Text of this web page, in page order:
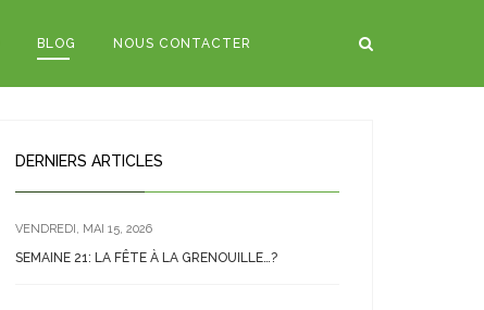
BLOG NOUS CONTACTER
DERNIERS ARTICLES
VENDREDI, MAI 15, 2026
SEMAINE 21: LA FÊTE À LA GRENOUILLE…?